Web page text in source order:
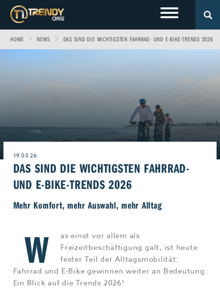
LOKALES
Ulm
VIDEOS
ÜBER UNS
Sport
Leben & Wohnen
Freizeit
Beruf & Karriere
Genuss
Liebe & Leidenschaft
Fashion
Gewinnspiele
Fun
Start-Up
Frühstücks-Scout
Kontakt
Impressum
HOME NEWS DAS SIND DIE WICHTIGSTEN FAHRRAD- UND E-BIKE-TRENDS 2026
19.03.26
DAS SIND DIE WICHTIGSTEN FAHRRAD-
UND E-BIKE-TRENDS 2026
Mehr Komfort, mehr Auswahl, mehr Alltag
W
as einst vor allem als
Freizeitbeschäftigung galt, ist heute
fester Teil der Alltagsmobilität:
Fahrrad und E-Bike gewinnen weiter an Bedeutung.
Ein Blick auf die Trends 2026!